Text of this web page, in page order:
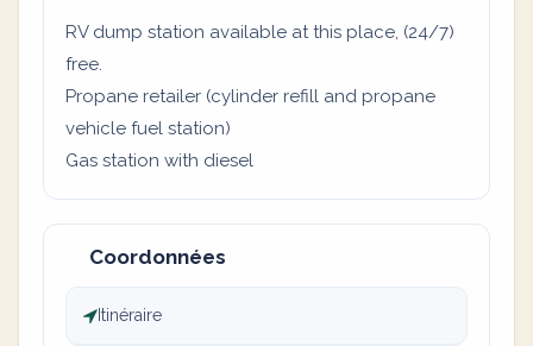
RV dump station available at this place, (24/7)
free.
Propane retailer (cylinder refill and propane
vehicle fuel station)
Gas station with diesel
Coordonnées
Itinéraire